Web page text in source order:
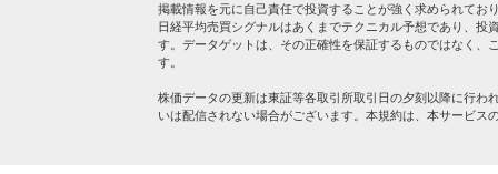
掲載情報を元に自己責任で投資することが強く求められてお
日経平均売買シグナルはあくまでテクニカル予想であり、投
す。データゲットは、その正確性を保証するものではなく、
す。
株価データの更新は東証等各取引所取引日の夕刻以降に行わ
いは配信されない場合がございます。本規約は、本サービス